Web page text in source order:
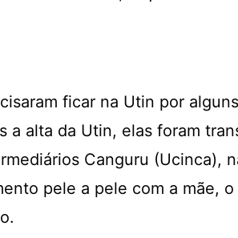
ficar na Utin por
a alta da Utin, elas foram
Canguru (Ucinca),
pele a pele com a mãe,